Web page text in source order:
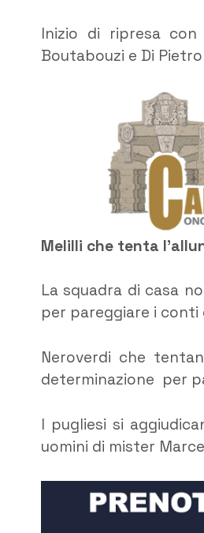
Inizio di ripresa
Boutabouzi e Di
Melilli che tenta
La squadra di casa
per pareggiare i conti
Neroverdi che
determinazione per
I pugliesi si
uomini di mister